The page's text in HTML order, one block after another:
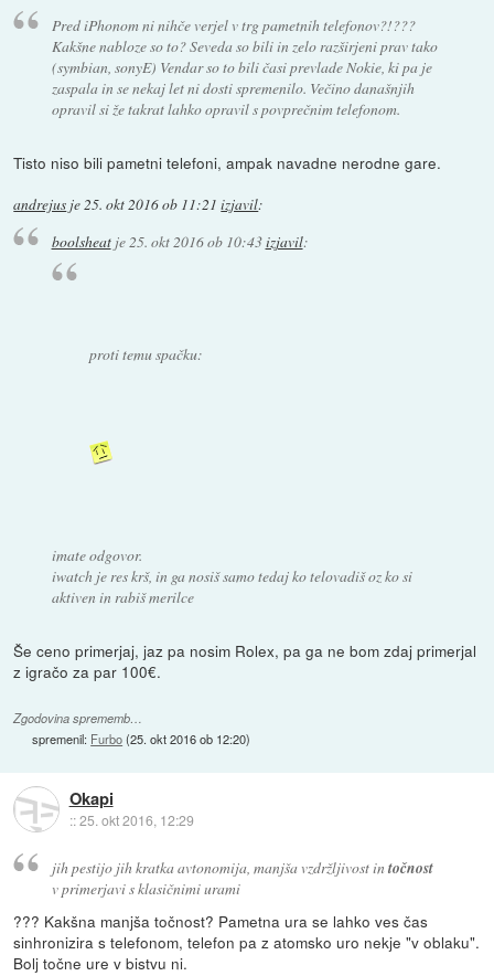
Pred iPhonom ni nihče verjel v trg pametnih telefonov?!???
Kakšne nabloze so to? Seveda so bili in zelo razširjeni prav tako
(symbian, sonyE) Vendar so to bili časi prevlade Nokie, ki pa je
zaspala in se nekaj let ni dosti spremenilo. Večino današnjih
opravil si že takrat lahko opravil s povprečnim telefonom.
Tisto niso bili pametni telefoni, ampak navadne nerodne gare.
andrejus je25. okt 2016 ob 11:21 izjavil:
boolsheatje 25. okt 2016 ob 10:43izjavil:
proti temu spačku:
imate odgovor.
iwatch je res krš, in ga nosiš samo tedaj ko telovadiš oz ko si
aktiven in rabiš merilce
Še ceno primerjaj, jaz pa nosim Rolex, pa ga ne bom zdaj primerjal
z igračo za par 100€.
Zgodovina sprememb…
spremenil: Furbo(25. okt 2016 ob 12:20)
Okapi
::25. okt 2016, 12:29
jih pestijo jih kratka avtonomija, manjša vzdržljivost intočnost
v primerjavi s klasičnimi urami
??? Kakšna manjša točnost? Pametna ura se lahko ves čas
sinhronizira s telefonom, telefon pa z atomsko uro nekje "v oblaku".
Bolj točne ure v bistvu ni.